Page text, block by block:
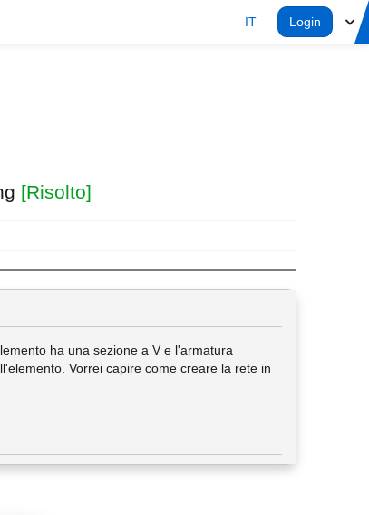
IT Login
[Risolto]
ha una sezione a V e l'armatura
Vorrei capire come creare la rete in